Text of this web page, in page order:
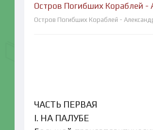
Остров Погибших Кораблей -
Остров Погибших Кораблей -
ЧАСТЬ ПЕРВАЯ
I. НА ПАЛУБЕ